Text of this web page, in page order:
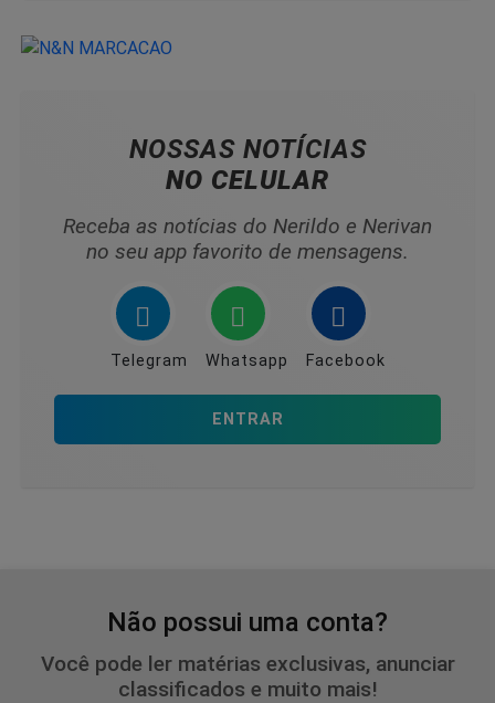
NOSSAS NOTÍCIAS
NO CELULAR
Receba as notícias do Nerildo e Nerivan
no seu app favorito de mensagens.
Telegram Whatsapp Facebook
ENTRAR
Não possui uma conta?
Você pode ler matérias exclusivas, anunciar
classificados e muito mais!